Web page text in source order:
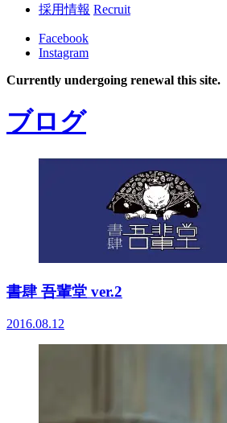
採用情報 Recruit
Facebook
Instagram
Currently undergoing renewal this site.
ブログ
書肆 吾輩堂 ver.2
2016.08.12